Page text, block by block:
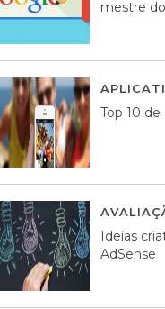
mestre
Top 10
Ideias
AdSense